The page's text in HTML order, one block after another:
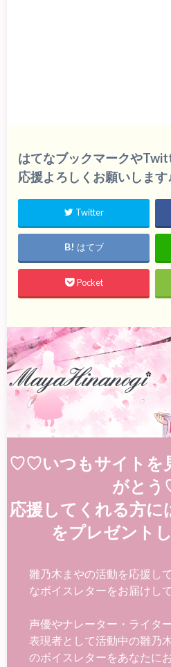
はてなブックマークや
応援よろしくお願いします
Twitter
はてブ
Pocket
♡♡いつもサイトを
がと
応援してくれる方に
をプレゼント
雛乃木まやの活動を応援し
なボイスレターをお届けし
声優やナレーター・ライタ
表現者として活動中の雛乃
のボイスレターをあなたに